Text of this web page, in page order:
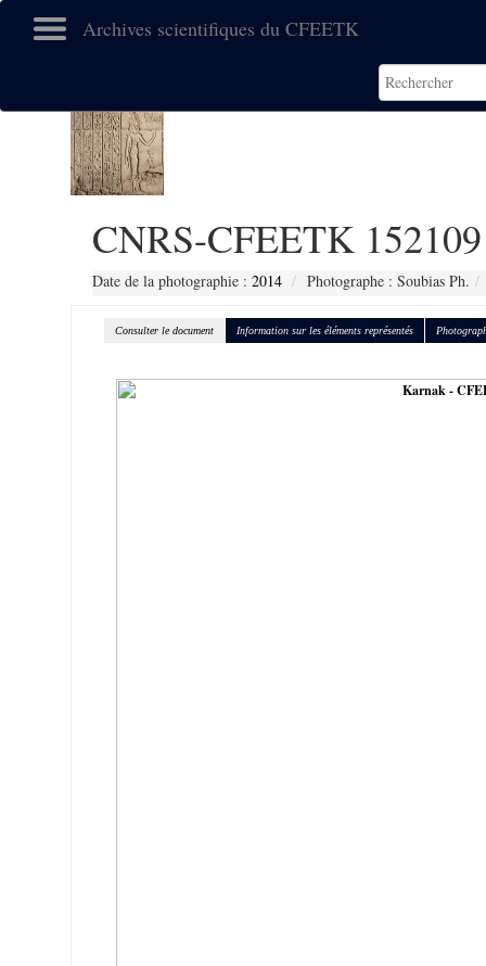
Archives scientifiques du CFEETK
CNRS-CFEETK 152109
Date de la photographie : 2014 Photographe : Soubias Ph.
Consulter le document Information sur les éléments représentés